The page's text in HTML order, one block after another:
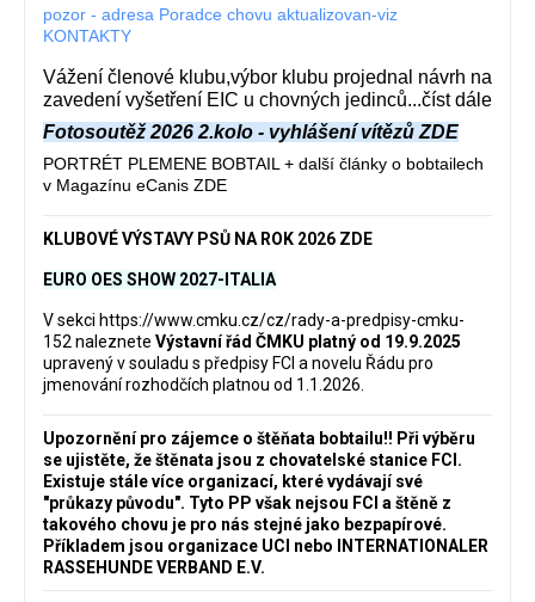
pozor - adresa Poradce chovu aktualizovan-viz
KONTAKTY
Vážení členové klubu,výbor klubu projednal návrh na
zavedení vyšetření EIC u chovných jedinců...číst dále
Fotosoutěž 2026 2.kolo - vyhlášení vítězů ZDE
PORTRÉT PLEMENE BOBTAIL + další články o bobtailech
v Magazínu eCanis ZDE
KLUBOVÉ VÝSTAVY PSŮ NA ROK 2026 ZDE
EURO OES SHOW 2027-ITALIA
V sekci https://www.cmku.cz/cz/rady-a-predpisy-cmku-
152 naleznete Výstavní řád ČMKU platný od 19.9.2025
upravený v souladu s předpisy FCI a novelu Řádu pro
jmenování rozhodčích platnou od 1.1.2026.
Upozornění pro zájemce o štěňata bobtailu‼️ Při výběru
se ujistěte, že štěnata jsou z chovatelské stanice FCI.
Existuje stále více organizací, které vydávají své
"průkazy původu". Tyto PP však nejsou FCI a štěně z
takového chovu je pro nás stejné jako bezpapírové.
Příkladem jsou organizace UCI nebo INTERNATIONALER
RASSEHUNDE VERBAND E.V.